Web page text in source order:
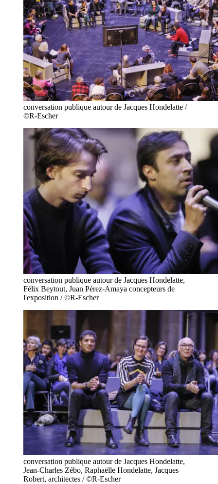
conversation publique autour de Jacques Hondelatte /
©R-Escher
conversation publique autour de Jacques Hondelatte,
Félix Beytout, Juan Pérez-Amaya concepteurs de
l'exposition / ©R-Escher
conversation publique autour de Jacques Hondelatte,
Jean-Charles Zébo, Raphaëlle Hondelatte, Jacques
Robert, architectes / ©R-Escher